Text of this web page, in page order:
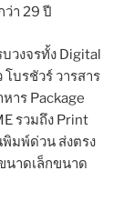
า 29 ปี
วงจรทั้ง Digital
บรชัวร์ วารสาร
าร Package
รวมถึง Print
มพ์ด่วน ส่งตรง
นาดเล็กขนาด